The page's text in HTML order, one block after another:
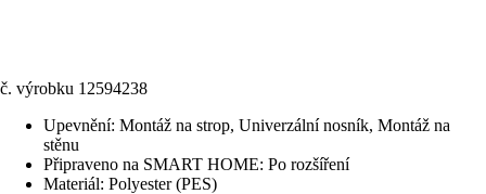
č. výrobku 12594238
Upevnění: Montáž na strop, Univerzální nosník, Montáž na
stěnu
Připraveno na SMART HOME: Po rozšíření
Materiál: Polyester (PES)